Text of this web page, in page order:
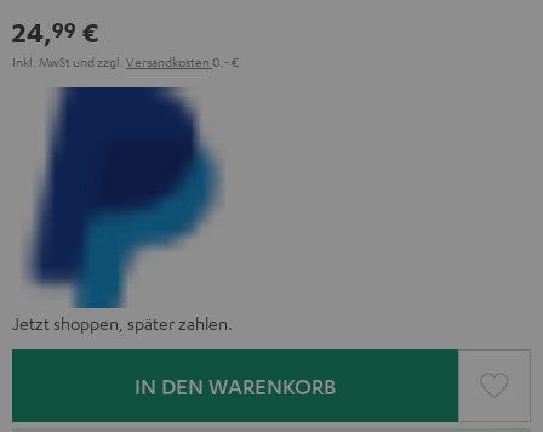
24,99 €
Inkl. MwSt und zzgl. Versandkosten 0,‐ €
Jetzt shoppen, später zahlen.
IN DEN WARENKORB